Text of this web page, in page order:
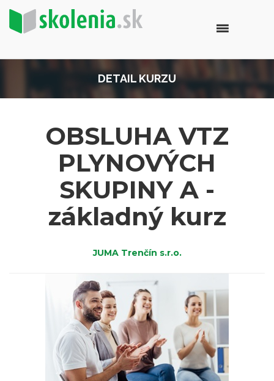
DETAIL KURZU
OBSLUHA VTZ
PLYNOVÝCH
SKUPINY A -
základný kurz
JUMA Trenčín s.r.o.